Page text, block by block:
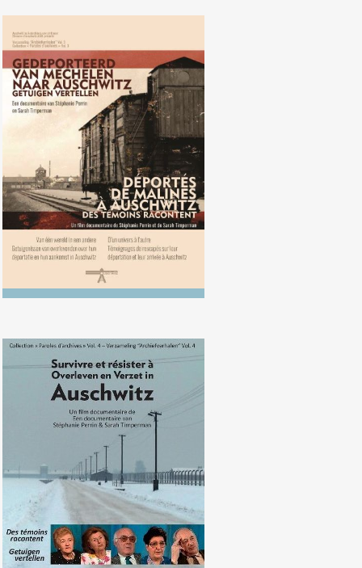
Gedeporteerd van Mechelen naar
Auschwitz
Overleven en Verzet in Auschwitz